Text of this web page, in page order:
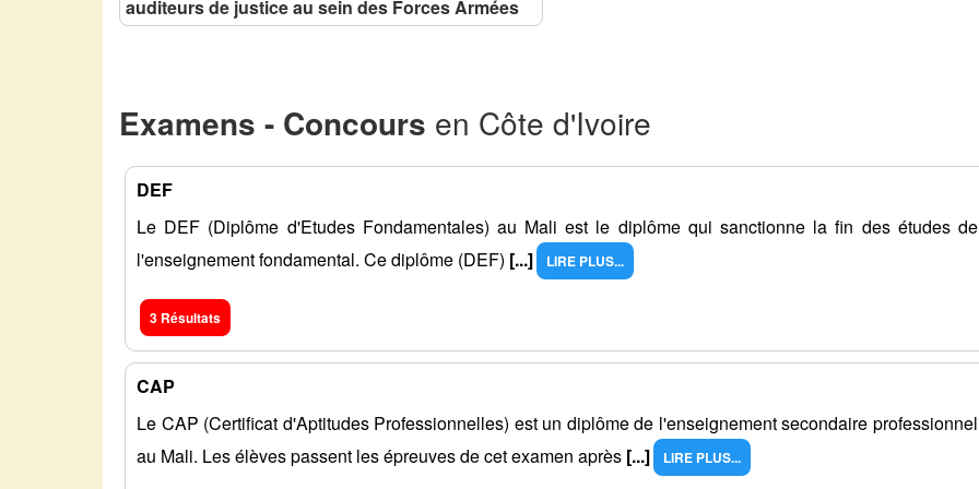
auditeurs de justice au sein des Forces Armées
Examens - Concours en Côte d'Ivoire
DEF
Le DEF (Diplôme d'Etudes Fondamentales) au Mali est le diplôme qui sanctionne la fin des études de
l'enseignement fondamental. Ce diplôme (DEF) [...] LIRE PLUS...
3 Résultats
CAP
Le CAP (Certificat d'Aptitudes Professionnelles) est un diplôme de l'enseignement secondaire professionnel
au Mali. Les élèves passent les épreuves de cet examen après [...] LIRE PLUS...